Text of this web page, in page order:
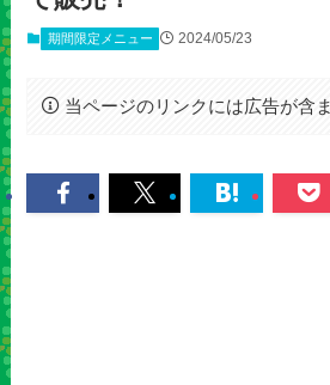
期間限定メニュー 2024/05/23
当ページのリンクには広告が含